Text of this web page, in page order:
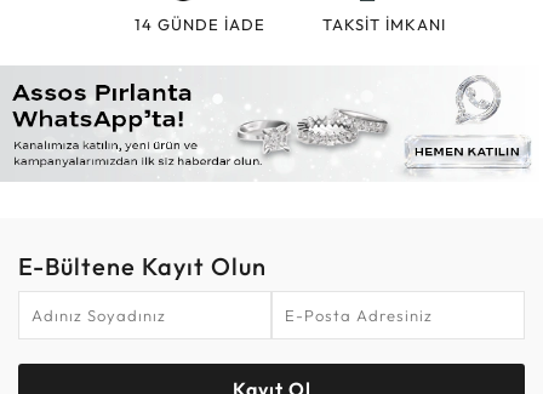
14 GÜNDE İADE TAKSİT İMKANI
E-Bültene Kayıt Olun
Kayıt Ol